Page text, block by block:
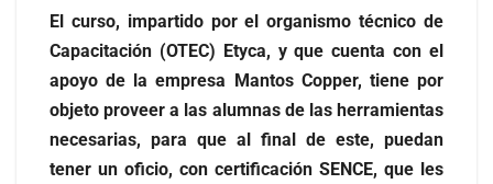
El curso, impartido por el organismo técnico de
Capacitación (OTEC) Etyca, y que cuenta con el
apoyo de la empresa Mantos Copper, tiene por
objeto proveer a las alumnas de las herramientas
necesarias, para que al final de este, puedan
tener un oficio, con certificación SENCE, que les